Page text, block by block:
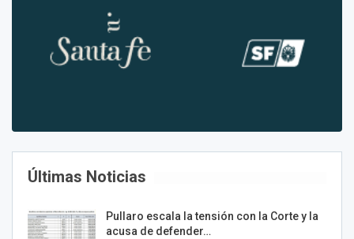
Últimas Noticias
Pullaro escala la tensión con la Corte y la
acusa de defender…